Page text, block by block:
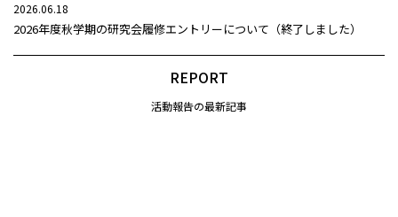
2026.06.18
2026年度秋学期の研究会履修エントリーについて（終了しました）
REPORT
活動報告の最新記事